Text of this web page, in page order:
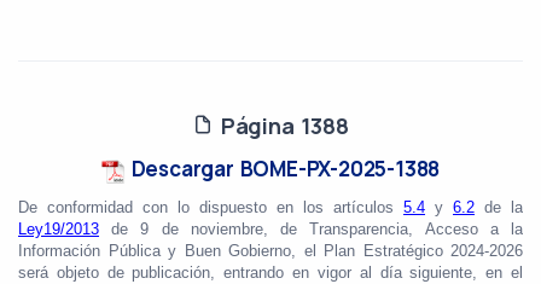
Página 1388
Descargar BOME-PX-2025-1388
De conformidad con lo dispuesto en los artículos 5.4 y 6.2 de la
Ley19/2013 de 9 de noviembre, de Transparencia, Acceso a la
Información Pública y Buen Gobierno, el Plan Estratégico 2024-2026
será objeto de publicación, entrando en vigor al día siguiente, en el